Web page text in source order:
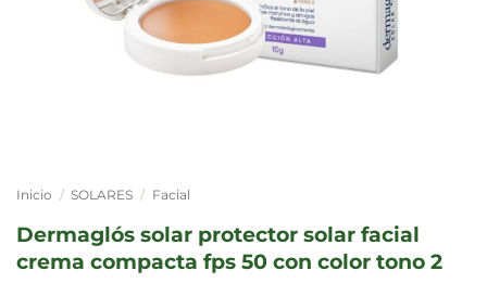
Inicio / SOLARES / Facial
dermaglós solar protector solar facial
crema compacta fps 50 con color tono 2